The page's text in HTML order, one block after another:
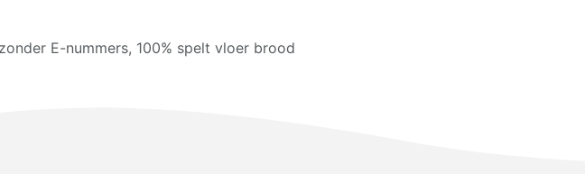
E-nummers, 100% spelt vloer brood